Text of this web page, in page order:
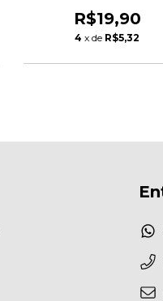
R$19,90
4 x de R$5,32